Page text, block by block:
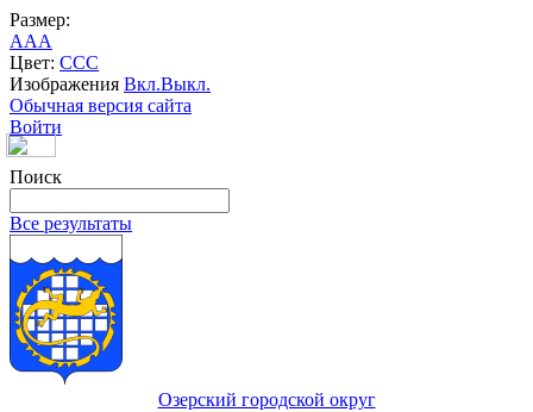
Размер:
AAA
Цвет: CCC
Изображения Вкл.Выкл.
Обычная версия сайта
Войти
Поиск
Все результаты
Озерский городской округ